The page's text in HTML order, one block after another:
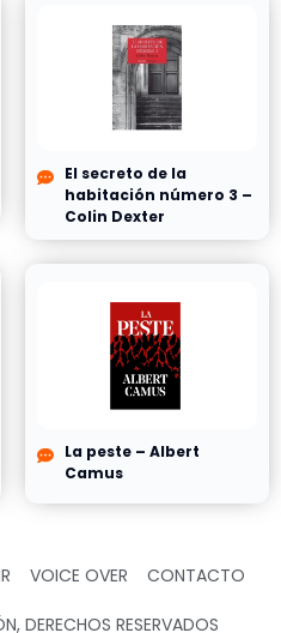
El secreto de la
habitación número 3 –
Colin Dexter
La peste – Albert
Camus
VOICE OVER CONTACTO
DERECHOS RESERVADOS